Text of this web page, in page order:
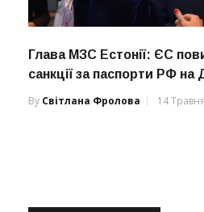
Глава МЗС Естонії: ЄС
санкції за паспорти РФ на
By Світлана Фролова 14